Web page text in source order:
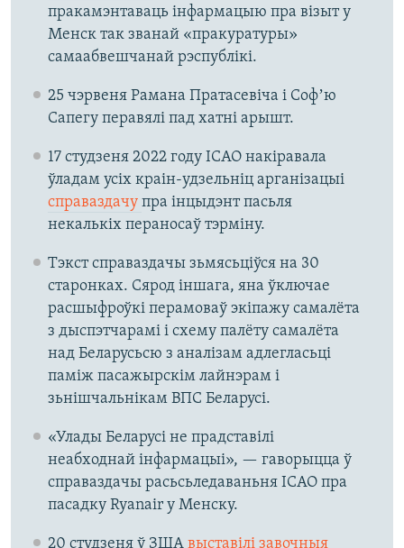
пракамэнтаваць інфармацыю пра візыт у
Менск так званай «пракуратуры»
самаабвешчанай рэспублікі.
25 чэрвеня Рамана Пратасевіча і Софʼю
Сапегу перавялі пад хатні арышт.
17 студзеня 2022 году ІCАО накіравала
ўладам усіх краін-удзельніц арганізацыі
справаздачу пра інцыдэнт пасьля
некалькіх пераносаў тэрміну.
Тэкст справаздачы зьмясьціўся на 30
старонках. Сярод іншага, яна ўключае
расшыфроўкі перамоваў экіпажу самалёта
з дыспэтчарамі і схему палёту самалёта
над Беларусьсю з аналізам адлегласьці
паміж пасажырскім лайнэрам і
зьнішчальнікам ВПС Беларусі.
«Улады Беларусі не прадставілі
неабходнай інфармацыі», — гаворыцца ў
справаздачы расьсьледаваньня ІCАО пра
пасадку Ryanair у Менску.
20 студзеня ў ЗША выставілі завочныя